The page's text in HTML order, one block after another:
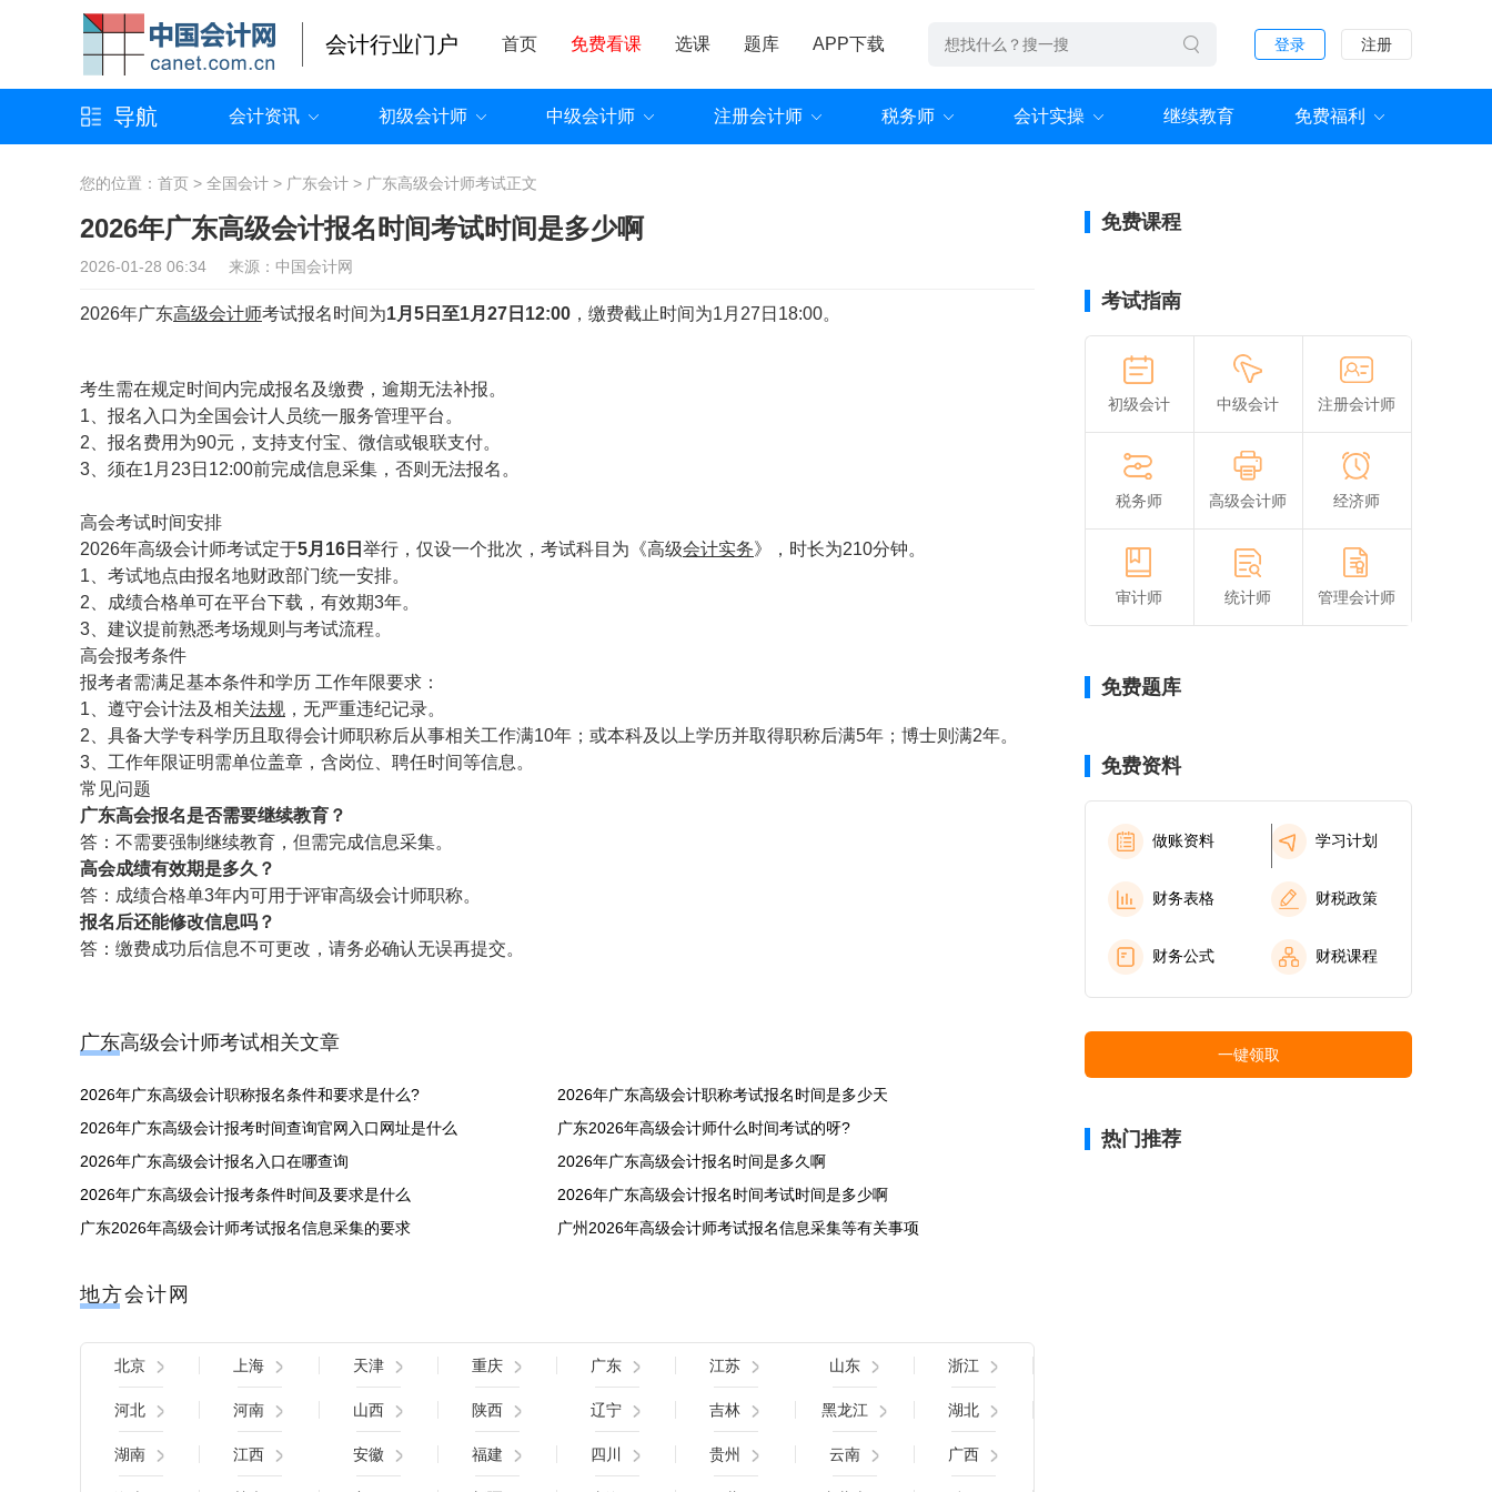
会计行业门户 首页 免费看课 选课 题库 APP下载 登录 注册
导航 会计资讯 初级会计师 中级会计师 注册会计师 税务师 会计实操 继续教育 免费福利
您的位置： 首页 > 全国会计 > 广东会计 > 广东高级会计师考试正文
2026年广东高级会计报名时间考试时间是多少啊
2026-01-28 06:34 来源：中国会计网
2026年广东高级会计师考试报名时间为1月5日至1月27日12:00 ，缴费截止时间为1月27日18:00。
考生需在规定时间内完成报名及缴费，逾期无法补报。
1、报名入口为全国会计人员统一服务管理平台。
2、报名费用为90元，支持支付宝、微信或银联支付。
3、须在1月23日12:00前完成信息采集，否则无法报名。
高会考试时间安排
2026年高级会计师考试定于5月16日 举行，仅设一个批次，考试科目为《高级会计实务》，时长为210分钟。
1、考试地点由报名地财政部门统一安排。
2、成绩合格单可在平台下载，有效期3年。
3、建议提前熟悉考场规则与考试流程。
高会报考条件
报考者需满足基本条件和学历 工作年限要求：
1、遵守会计法及相关法规 ，无严重违纪记录。
2、具备大学专科学历且取得会计师职称后从事相关工作满10年；或本科及以上学历并取得职称后满5年；博士则满2年。
3、工作年限证明需单位盖章，含岗位、聘任时间等信息。
常见问题
广东高会报名是否需要继续教育？
答：不需要强制继续教育，但需完成信息采集。
高会成绩有效期是多久？
答：成绩合格单3年内可用于评审高级会计师职称。
报名后还能修改信息吗？
答：缴费成功后信息不可更改，请务必确认无误再提交。
广东高级会计师考试相关文章
2026年广东高级会计职称报名条件和要求是什么?
2026年广东高级会计职称考试报名时间是多少天
2026年广东高级会计报考时间查询官网入口网址是什么
广东2026年高级会计师什么时间考试的呀?
2026年广东高级会计报名入口在哪查询
2026年广东高级会计报名时间是多久啊
2026年广东高级会计报考条件时间及要求是什么
2026年广东高级会计报名时间考试时间是多少啊
广东2026年高级会计师考试报名信息采集的要求
广州2026年高级会计师考试报名信息采集等有关事项
地方会计网
北京 上海 天津 重庆 广东 江苏 山东 浙江
河北 河南 山西 陕西 辽宁 吉林 黑龙江 湖北
湖南 江西 安徽 福建 四川 贵州 云南 广西
免费课程
考试指南
初级会计 中级会计 注册会计师
税务师 高级会计师 经济师
审计师 统计师 管理会计师
免费题库
免费资料
做账资料 学习计划
财务表格 财税政策
财务公式 财税课程
一键领取
热门推荐